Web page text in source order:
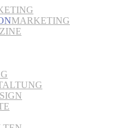
MARKETING